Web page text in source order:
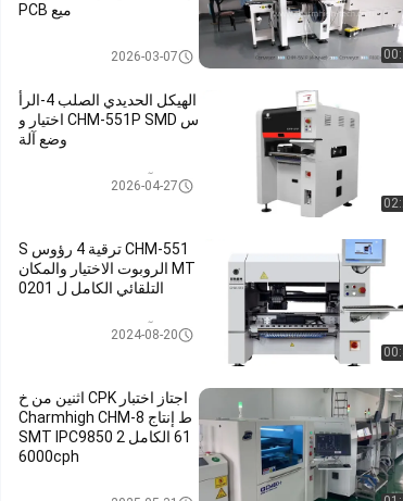
ميع PCB
2026-03-07
الهيكل الحديدي الصلب 4-الرأ
س CHM-551P SMD اختيار و
وضع آلة
آلة SMT Pick and Place
2026-04-27
CHM-551 ترقية 4 رؤوس S
MT الروبوت الاختيار والمكان
التلقائي الكامل ل 0201
آلة SMT Pick and Place
2024-08-20
اجتاز اختبار CPK اثنين من خ
ط إنتاج Charmhigh CHM-8
61 الكامل SMT IPC9850 2
6000cph